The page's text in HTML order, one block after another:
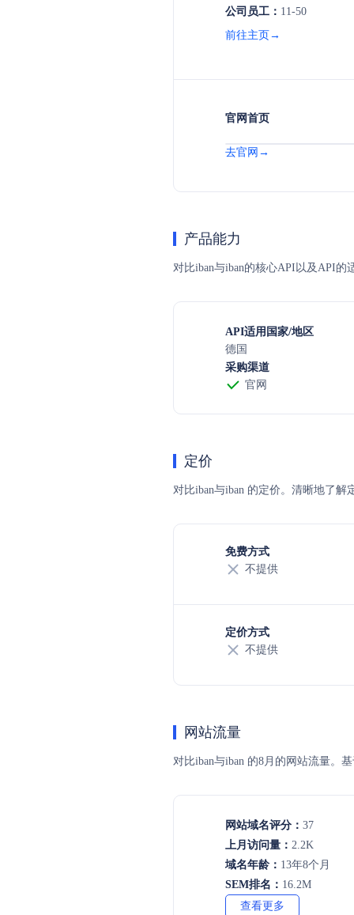
公司员工： 11-50
前往主页→
官网首页
去官网→
产品能力
对比iban与iban的核心API以及API
API适用国家/地区
德国
采购渠道
官网
定价
对比iban与iban 的定价。清晰地了
免费方式
不提供
定价方式
不提供
网站流量
对比iban与iban 的8月的网站流量。
网站域名评分： 37
上月访问量： 2.2K
域名年龄： 13年8个月
SEM排名： 16.2M
查看更多